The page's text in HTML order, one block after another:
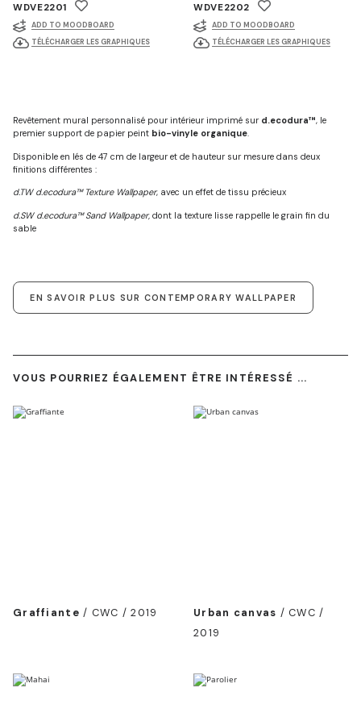
WDVE2201
ADD TO MOODBOARD
TÉLÉCHARGER LES GRAPHIQUES
WDVE2202
ADD TO MOODBOARD
TÉLÉCHARGER LES GRAPHIQUES
Revêtement mural personnalisé pour intérieur imprimé sur d.ecodura™, le
premier support de papier peint bio-vinyle organique
Disponible en lés de 47 cm de largeur et de hauteur sur mesure dans deux
finitions différentes :
d.TW d.ecodura™ Texture Wallpaper, avec un effet de tissu précieux
d.SW d.ecodura™ Sand Wallpaper, dont la texture lisse rappelle le grain fin du
sable
EN SAVOIR PLUS SUR CONTEMPORARY WALLPAPER
VOUS POURRIEZ ÉGALEMENT ÊTRE INTÉRESSÉ ...
Graffiante / CWC / 2019 Urban canvas /CWC /
2019